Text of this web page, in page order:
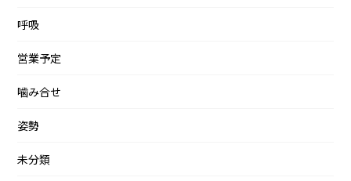
呼吸
営業予定
噛み合せ
姿勢
未分類